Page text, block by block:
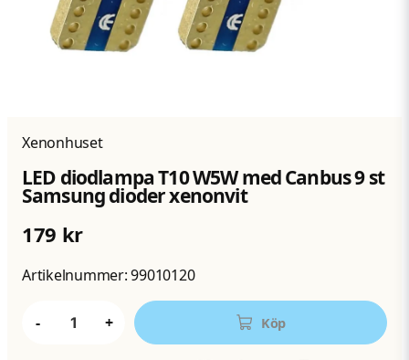
Xenonhuset
LED diodlampa T10 W5W med Canbus 9 st
Samsung dioder xenonvit
179 kr
Artikelnummer:99010120
- + Köp